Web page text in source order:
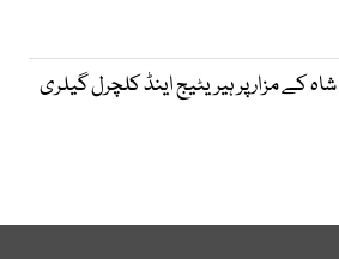
کے مزار پر ہیریٹیج اینڈ کلچرل گیلری